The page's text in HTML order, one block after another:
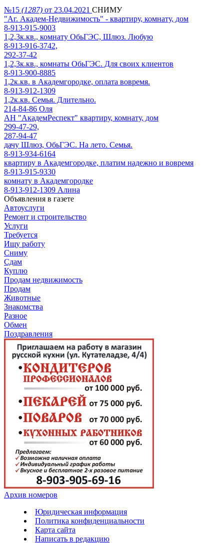
№15 (1287) от 23.04.2021 СНИМУ
"Аг. Академ-Недвижимость" - квартиру, комнату, дом
8-913-915-9003
1,2,3к.кв., комнату ОбьГЭС, Шлюз. Любую
8-913-916-3742,
292-37-42
1,2,3к.кв., комнаты ОбьГЭС. Для своих клиентов
8-913-900-8885
1,2к.кв. в Академгородке, оплата вовремя.
8-913-912-1309
1,2к.кв. Семья. Длительно.
214-84-86 Оля
АН "АкадемРеспект" квартиру, комнату, дом
299-47-29,
287-94-47
дачу Шлюз, ОбьГЭС. На лето. Семья.
8-913-934-6164
квартиру в Академгородке, платим надежно и вовремя
8-913-915-9330
комнату в Академгородке
8-913-912-1309 Алина
Объявления в газете
Автоуслуги
Ремонт и строительство
Услуги
Требуется
Ищу работу
Сниму
Сдам
Куплю
Продам недвижимость
Продам
Животные
Знакомства
Разное
Обмен
Поздравления
Архив номеров
Юридическая информация
Политика конфиденциальности
Карта сайта
Написать в редакцию